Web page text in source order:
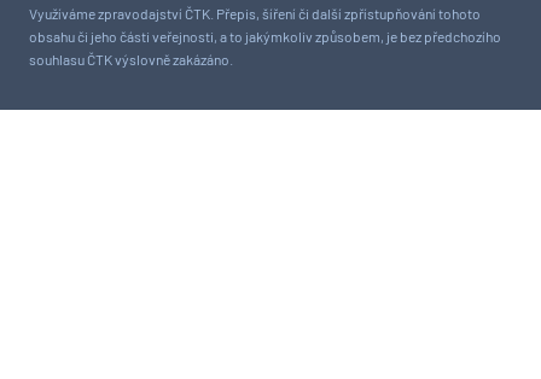
Využíváme zpravodajství ČTK. Přepis, šíření či další zpřístupňování tohoto
obsahu či jeho části veřejnosti, a to jakýmkoliv způsobem, je bez předchozího
souhlasu ČTK výslovně zakázáno.